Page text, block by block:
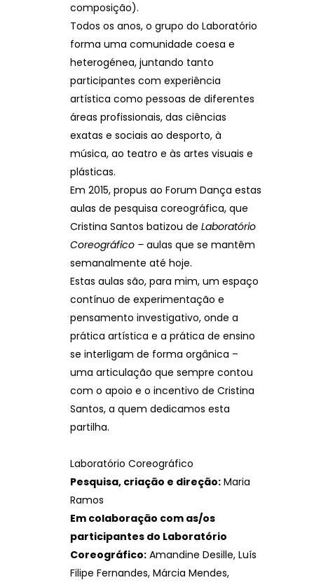
composição).
Todos os anos, o grupo do Laboratório
forma uma comunidade coesa e
heterogénea, juntando tanto
participantes com experiência
artística como pessoas de diferentes
áreas profissionais, das ciências
exatas e sociais ao desporto, à
música, ao teatro e às artes visuais e
plásticas.
Em 2015, propus ao Forum Dança estas
aulas de pesquisa coreográfica, que
Cristina Santos batizou de Laboratório
Coreográfico – aulas que se mantêm
semanalmente até hoje.
Estas aulas são, para mim, um espaço
contínuo de experimentação e
pensamento investigativo, onde a
prática artística e a prática de ensino
se interligam de forma orgânica –
uma articulação que sempre contou
com o apoio e o incentivo de Cristina
Santos, a quem dedicamos esta
partilha.
Laboratório Coreográfico
Pesquisa, criação e direção: Maria
Ramos
Em colaboração com as/os
participantes do Laboratório
Coreográfico: Amandine Desille, Luís
Filipe Fernandes, Márcia Mendes,